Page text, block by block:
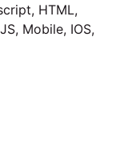
HTML,
Mobile, IOS,